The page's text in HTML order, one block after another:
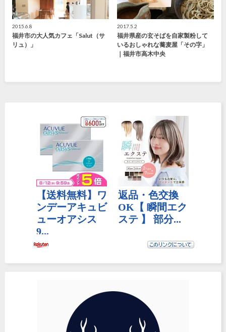
2015.6.8
福井市の大人気カフェ「Salut（サ
リュ）」
2017.5.2
福井県産の玄そばを自家製粉して
いるおしゃれな蕎麦屋「その字」
｜福井市高木中央